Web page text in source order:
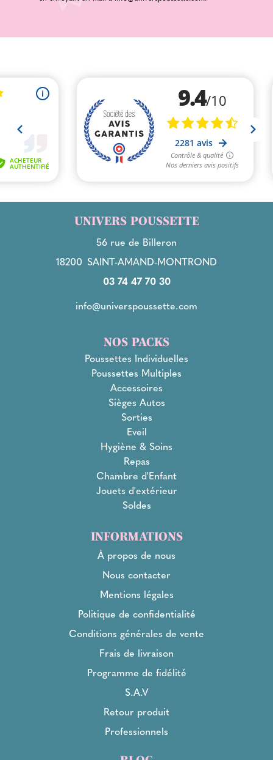
UNIVERS POUSSETTE
56 rue de Billeron
18200 SAINT-AMAND-MONTROND
03 74 47 70 30
info@universpoussette.com
NOS PACKS
Poussettes Individuelles
Poussettes Multiples
Accessoires
Sièges Autos
Sorties
Eveil
Hygiène & Soins
Repas
Chambre d'Enfant
Jouets d'extérieur
Soldes
INFORMATIONS
À propos de nous
Nous contacter
Mentions légales
Politique de confidentialité
Conditions générales de vente
Frais de livraison
Programme de fidélité
S.A.V
Retour produit
Professionnels